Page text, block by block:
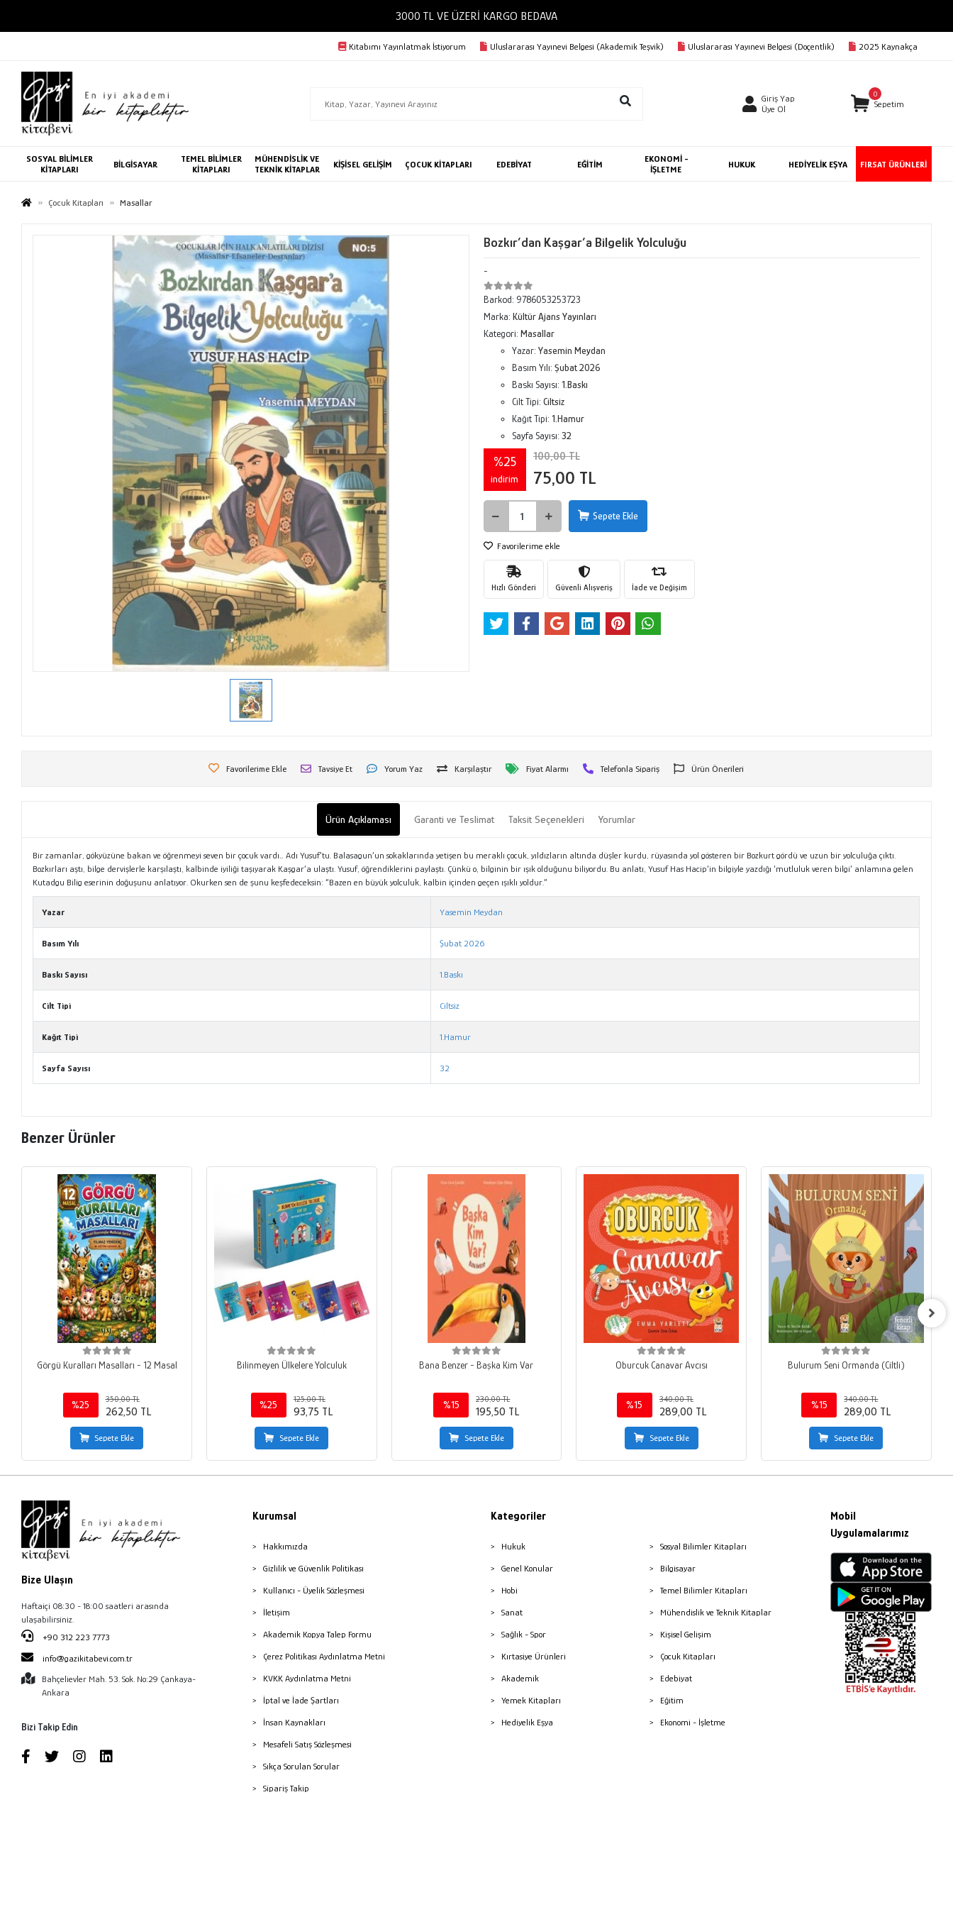
3000 TL VE ÜZERİ KARGO BEDAVA
Kitabımı Yayınlatmak İstiyorum Uluslararası Yayınevi Belgesi (Akademik Teşvik) Uluslararası Yayınevi Belgesi (Doçentlik) 2025 Kaynakça
Giriş Yap
Üye Ol
0
Sepetim
SOSYAL BİLİMLER
KİTAPLARI
BİLGİSAYAR
TEMEL BİLİMLER
KİTAPLARI
MÜHENDİSLİK VE
TEKNİK KİTAPLAR
KİŞİSEL GELİŞİM ÇOCUK KİTAPLARI EDEBİYAT EĞİTİM
EKONOMİ -
İŞLETME
HUKUK HEDİYELİK EŞYA FIRSAT ÜRÜNLERİ
Çocuk Kitapları Masallar
Bozkır’dan Kaşgar’a Bilgelik Yolculuğu
-
Barkod: 9786053253723
Marka: Kültür Ajans Yayınları
Kategori: Masallar
Yazar: Yasemin Meydan
Basım Yılı: Şubat 2026
Baskı Sayısı: 1.Baskı
Cilt Tipi: Ciltsiz
Kağıt Tipi: 1.Hamur
Sayfa Sayısı: 32
%25
indirim
100,00 TL
75,00 TL
Sepete Ekle
Favorilerime ekle
Hızlı Gönderi Güvenli Alışveriş İade ve Değişim
Favorilerime Ekle Tavsiye Et Yorum Yaz Karşılaştır Fiyat Alarmı Telefonla Sipariş Ürün Önerileri
Ürün Açıklaması Garanti ve Teslimat Taksit Seçenekleri Yorumlar
Bir zamanlar, gökyüzüne bakan ve öğrenmeyi seven bir çocuk vardı… Adı Yusuf’tu. Balasagun’un sokaklarında yetişen bu meraklı çocuk, yıldızların altında düşler kurdu, rüyasında yol gösteren bir Bozkurt gördü ve uzun bir yolculuğa çıktı.
Bozkırları aştı, bilge dervişlerle karşılaştı, kalbinde iyiliği taşıyarak Kaşgar’a ulaştı. Yusuf, öğrendiklerini paylaştı. Çünkü o, bilginin bir ışık olduğunu biliyordu. Bu anlatı, Yusuf Has Hacip’in bilgiyle yazdığı ‘mutluluk veren bilgi’ anlamına gelen
Kutadgu Bilig eserinin doğuşunu anlatıyor. Okurken sen de şunu keşfedeceksin: “Bazen en büyük yolculuk, kalbin içinden geçen ışıklı yoldur.”
Yazar Yasemin Meydan
Basım Yılı Şubat 2026
Baskı Sayısı 1.Baskı
Cilt Tipi Ciltsiz
Kağıt Tipi 1.Hamur
Sayfa Sayısı 32
Benzer Ürünler
Görgü Kuralları Masalları - 12 Masal
%25
350,00 TL
262,50 TL
Sepete Ekle
Bilinmeyen Ülkelere Yolculuk
%25
125,00 TL
93,75 TL
Sepete Ekle
Bana Benzer - Başka Kim Var
%15
230,00 TL
195,50 TL
Sepete Ekle
Oburcuk Canavar Avcısı
%15
340,00 TL
289,00 TL
Sepete Ekle
Bulurum Seni Ormanda (Ciltli)
%15
340,00 TL
289,00 TL
Sepete Ekle
Bize Ulaşın
Haftaiçi 08:30 - 18:00 saatleri arasında
ulaşabilirsiniz.
+90 312 223 7773
info@gazikitabevi.com.tr
Bahçelievler Mah. 53. Sok. No:29 Çankaya-
Ankara
Bizi Takip Edin
Kurumsal
Hakkımızda
Gizlilik ve Güvenlik Politikası
Kullanıcı - Üyelik Sözleşmesi
İletişim
Akademik Kopya Talep Formu
Çerez Politikası Aydınlatma Metni
KVKK Aydınlatma Metni
İptal ve İade Şartları
İnsan Kaynakları
Mesafeli Satış Sözleşmesi
Sıkça Sorulan Sorular
Sipariş Takip
Kategoriler
Hukuk
Genel Konular
Hobi
Sanat
Sağlık - Spor
Kırtasiye Ürünleri
Akademik
Yemek Kitapları
Hediyelik Eşya
Sosyal Bilimler Kitapları
Bilgisayar
Temel Bilimler Kitapları
Mühendislik ve Teknik Kitaplar
Kişisel Gelişim
Çocuk Kitapları
Edebiyat
Eğitim
Ekonomi - İşletme
Mobil
Uygulamalarımız